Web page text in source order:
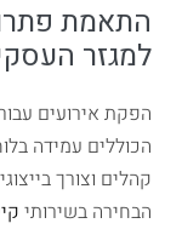
התאמת
למגזר
הפקת אירועים
הכוללים עמידה
קהלים וצורך
הבחירה בשירותי